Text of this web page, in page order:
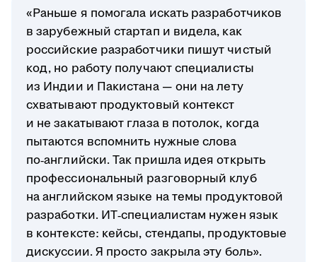
«Раньше я помогала искать разработчиков
в зарубежный стартап и видела, как
российские разработчики пишут чистый
код, но работу получают специалисты
из Индии и Пакистана — они на лету
схватывают продуктовый контекст
и не закатывают глаза в потолок, когда
пытаются вспомнить нужные слова
по‑английски. Так пришла идея открыть
профессиональный разговорный клуб
на английском языке на темы продуктовой
разработки. ИТ‑специалистам нужен язык
в контексте: кейсы, стендапы, продуктовые
дискуссии. Я просто закрыла эту боль».